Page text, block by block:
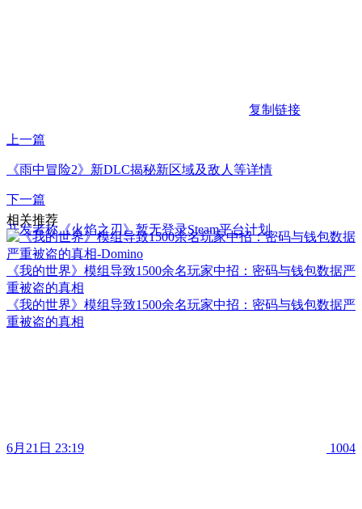
复制链接
上一篇
《雨中冒险2》新DLC揭秘新区域及敌人等详情
下一篇
开发者称《火焰之刃》暂无登录Steam平台计划
相关推荐
《我的世界》模组导致1500余名玩家中招：密码与钱包数据严
重被盗的真相
《我的世界》模组导致1500余名玩家中招：密码与钱包数据严
重被盗的真相
6月21日 23:19 1004